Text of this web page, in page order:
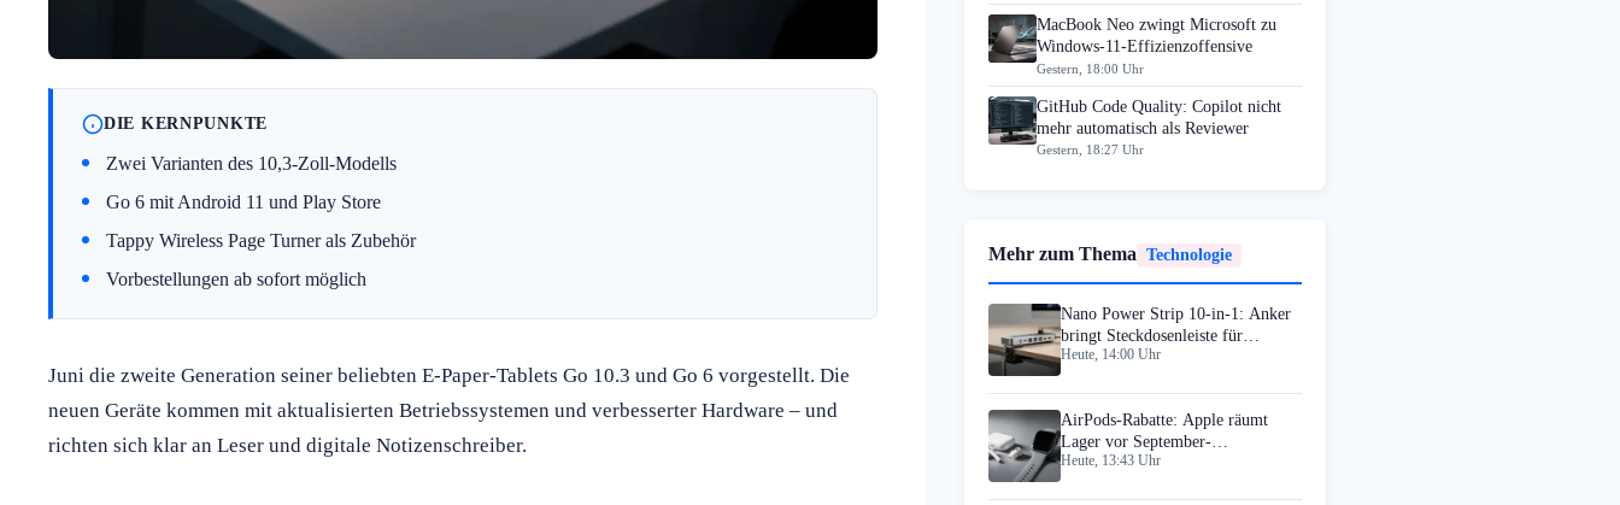
DIE KERNPUNKTE
Zwei Varianten des 10,3-Zoll-Modells
Go 6 mit Android 11 und Play Store
Tappy Wireless Page Turner als Zubehör
Vorbestellungen ab sofort möglich
Juni die zweite Generation seiner beliebten E-Paper-Tablets Go 10.3 und Go 6 vorgestellt. Die
neuen Geräte kommen mit aktualisierten Betriebssystemen und verbesserter Hardware – und
richten sich klar an Leser und digitale Notizenschreiber.
MacBook Neo zwingt Microsoft zu
Windows-11-Effizienzoffensive
Gestern, 18:00 Uhr
GitHub Code Quality: Copilot nicht
mehr automatisch als Reviewer
Gestern, 18:27 Uhr
Mehr zum Thema Technologie
Nano Power Strip 10-in-1: Anker
bringt Steckdosenleiste für
Schreibtische
Heute, 14:00 Uhr
AirPods-Rabatte: Apple räumt
Lager vor September-
Neuvorstellung
Heute, 13:43 Uhr